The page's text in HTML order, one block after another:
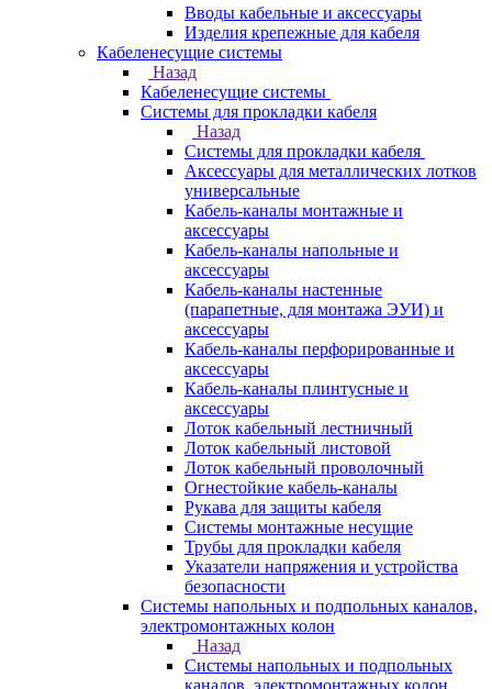
Вводы кабельные и аксессуары
Изделия крепежные для кабеля
Кабеленесущие системы
Назад
Кабеленесущие системы
Системы для прокладки кабеля
Назад
Системы для прокладки кабеля
Аксессуары для металлических лотков
универсальные
Кабель-каналы монтажные и
аксессуары
Кабель-каналы напольные и
аксессуары
Кабель-каналы настенные
(парапетные, для монтажа ЭУИ) и
аксессуары
Кабель-каналы перфорированные и
аксессуары
Кабель-каналы плинтусные и
аксессуары
Лоток кабельный лестничный
Лоток кабельный листовой
Лоток кабельный проволочный
Огнестойкие кабель-каналы
Рукава для защиты кабеля
Системы монтажные несущие
Трубы для прокладки кабеля
Указатели напряжения и устройства
безопасности
Системы напольных и подпольных каналов,
электромонтажных колон
Назад
Системы напольных и подпольных
каналов, электромонтажных колон